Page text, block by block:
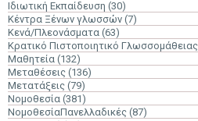
Ιδιωτική Εκπαίδευση (30)
Κέντρα Ξένων γλωσσών (7)
Κενά/Πλεονάσματα (63)
Κρατικό Πιστοποιητικό Γλωσσομάθειας
Μαθητεία (132)
Μεταθέσεις (136)
Μετατάξεις (79)
Νομοθεσία (381)
ΝομοθεσίαΠανελλαδικές (87)